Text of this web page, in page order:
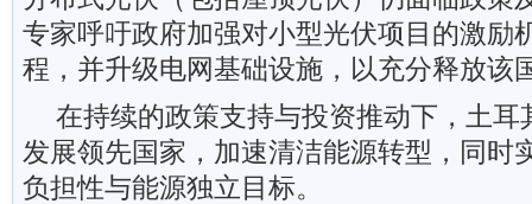
专家呼吁政府加强对小型光伏项目的激励
程，并升级电网基础设施，以充分释放该
在持续的政策支持与投资推动下，土耳
发展领先国家，加速清洁能源转型，同时
负担性与能源独立目标。